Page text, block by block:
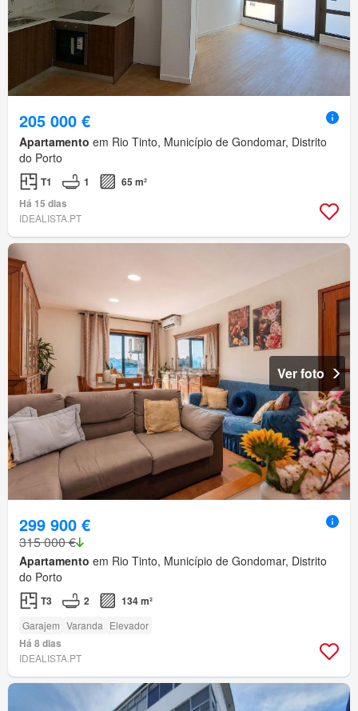
205 000 €
Apartamento em Rio Tinto, Município de Gondomar, Distrito
do Porto
T1 1
65 m²
Há 15 dias
IDEALISTA.PT
Ver foto
299 900 €
315 000 €
Apartamento em Rio Tinto, Município de Gondomar, Distrito
do Porto
T3 2 134 m²
Garajem Varanda Elevador
Há 8 dias
IDEALISTA.PT